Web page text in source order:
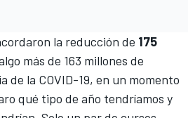
la reducción de 175
más de 163 millones de
de la COVID-19, en un momento
qué tipo de año tendríamos y